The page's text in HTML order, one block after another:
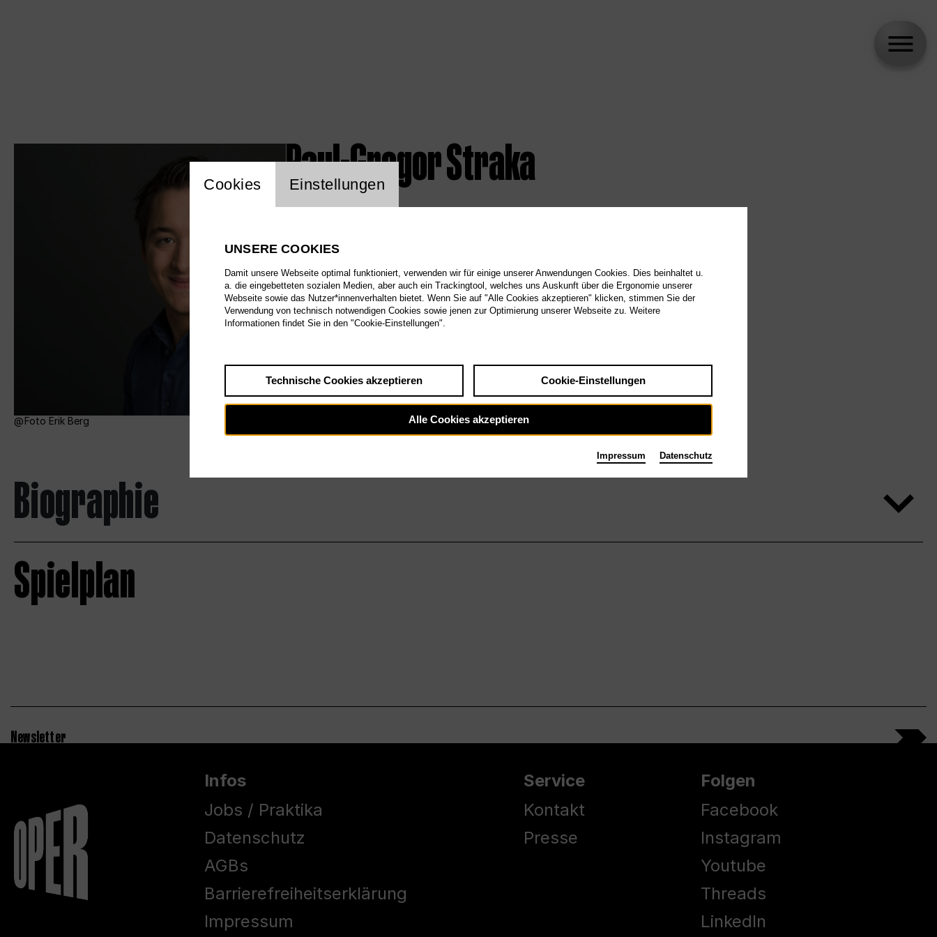
Foto Erik Berg
Paul-Gregor Straka
Biographie
Spielplan
Newsletter
Infos
Jobs / Praktika
Datenschutz
AGBs
Barrierefreiheitserklärung
Impressum
Service
Kontakt
Presse
Folgen
Facebook
Instagram
Youtube
Threads
LinkedIn
Einstellung Website Cookie
Cookies Einstellungen
UNSERE COOKIES
Damit unsere Webseite optimal funktioniert, verwenden wir für einige unserer Anwendungen Cookies. Dies beinhaltet u.
a. die eingebetteten sozialen Medien, aber auch ein Trackingtool, welches uns Auskunft über die Ergonomie unserer
Webseite sowie das Nutzer*innenverhalten bietet. Wenn Sie auf "Alle Cookies akzeptieren" klicken, stimmen Sie der
Verwendung von technisch notwendigen Cookies sowie jenen zur Optimierung unserer Webseite zu. Weitere
Informationen findet Sie in den "Cookie-Einstellungen".
Technische Cookies akzeptieren Cookie-Einstellungen
Alle Cookies akzeptieren
Impressum Datenschutz